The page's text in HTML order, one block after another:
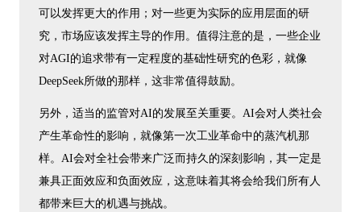
可以发挥更大的作用；对一些更为实际的应用层面的研
究，市场应该发挥主导的作用。值得注意的是，一些企业
对AGI的追求带有一定程度的基础性研究的色彩，就像
DeepSeek所做的那样，这非常值得鼓励。
另外，适当的监管对AI的发展至关重要。AI会对人类社会
产生革命性的影响，就像第一次工业革命中的蒸汽机那
样。AI会对全社会带来广泛而持久的深刻影响，其一定是
兼具正面效应和负面效应，这意味着其将会给我们所有人
都带来巨大的机遇与挑战。